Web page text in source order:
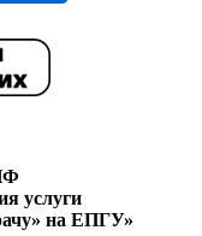
услуги
на ЕПГУ»